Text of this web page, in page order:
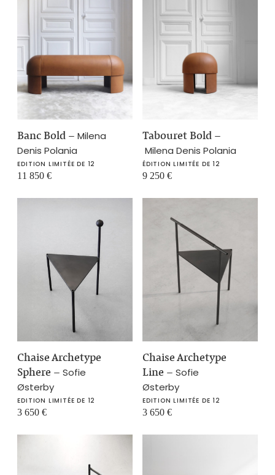
Banc Bold – Milena
Denis Polania
EDITION LIMITÉE DE 12
11 850€
Tabouret Bold –
Milena Denis Polania
ÉDITION LIMITÉE DE 12
9 250 €
Chaise Archetype
Sphere – Sofie
Østerby
EDITION LIMITÉE DE 12
3 650€
Chaise Archetype
Line – Sofie
Østerby
EDITION LIMITÉE DE 12
3 650 €